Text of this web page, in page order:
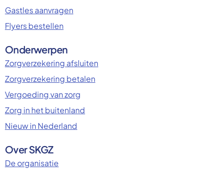
Gastles aanvragen
Flyers bestellen
Onderwerpen
Zorgverzekering afsluiten
Zorgverzekering betalen
Vergoeding van zorg
Zorg in het buitenland
Nieuw in Nederland
Over SKGZ
De organisatie